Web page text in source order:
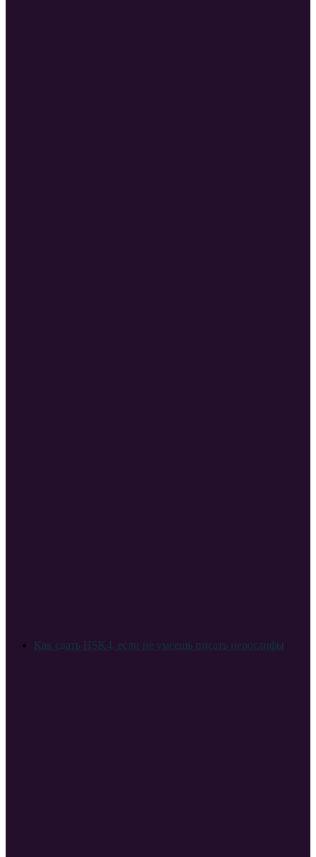
Как сдать HSK4, если не умеешь писать иероглифы